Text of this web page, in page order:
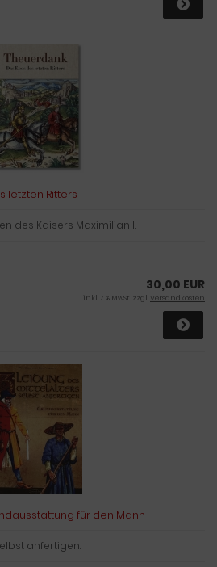
letzten Ritters
des Kaisers Maximilian I.
30,00 EUR
inkl. 7 % MwSt. zzgl.Versandkosten
für den Mann
anfertigen.